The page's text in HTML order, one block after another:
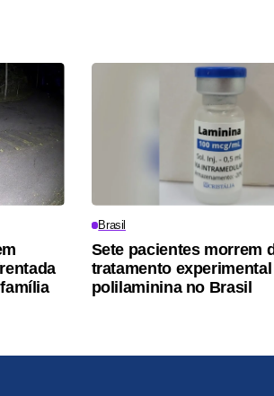
Brasil
Sete pacientes morrem
tratamento
polilaminina no Brasil